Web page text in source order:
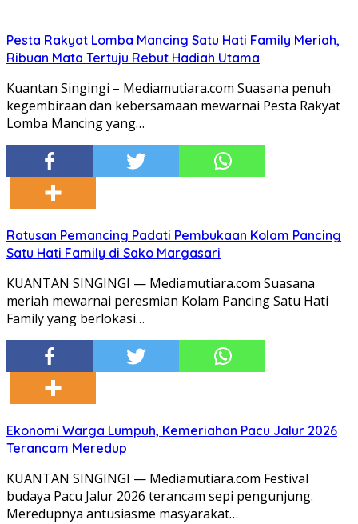
Pesta Rakyat Lomba Mancing Satu Hati Family Meriah,
Ribuan Mata Tertuju Rebut Hadiah Utama
Kuantan Singingi – Mediamutiara.com Suasana penuh
kegembiraan dan kebersamaan mewarnai Pesta Rakyat
Lomba Mancing yang…
Ratusan Pemancing Padati Pembukaan Kolam Pancing
Satu Hati Family di Sako Margasari
KUANTAN SINGINGI — Mediamutiara.com Suasana
meriah mewarnai peresmian Kolam Pancing Satu Hati
Family yang berlokasi…
Ekonomi Warga Lumpuh, Kemeriahan Pacu Jalur 2026
Terancam Meredup
KUANTAN SINGINGI — Mediamutiara.com Festival
budaya Pacu Jalur 2026 terancam sepi pengunjung.
Meredupnya antusiasme masyarakat…